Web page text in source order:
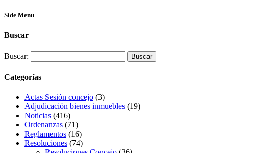
Side Menu
Buscar
Buscar:
Categorías
Actas Sesión concejo (3)
Adjudicación bienes inmuebles (19)
Noticias (416)
Ordenanzas (71)
Reglamentos (16)
Resoluciones (74)